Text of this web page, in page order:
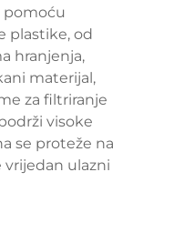
pomoću
plastike, od
hranjenja,
materijal,
za filtriranje
visoke
se proteže na
vrijedan ulazni